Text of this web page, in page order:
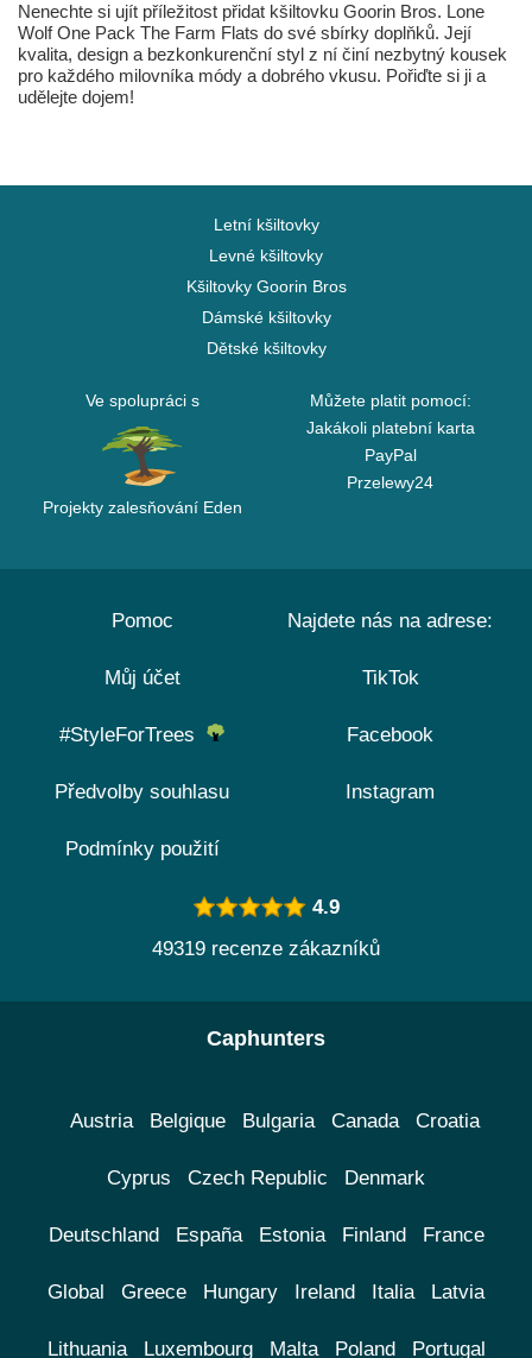
Nenechte si ujít příležitost přidat kšiltovku Goorin Bros. Lone
Wolf One Pack The Farm Flats do své sbírky doplňků. Její
kvalita, design a bezkonkurenční styl z ní činí nezbytný kousek
pro každého milovníka módy a dobrého vkusu. Pořiďte si ji a
udělejte dojem!
Letní kšiltovky
Levné kšiltovky
Kšiltovky Goorin Bros
Dámské kšiltovky
Dětské kšiltovky
Ve spolupráci s
Projekty zalesňování Eden
Můžete platit pomocí:
Jakákoli platební karta
PayPal
Przelewy24
Pomoc
Můj účet
#StyleForTrees
Předvolby souhlasu
Podmínky použití
Najdete nás na adrese:
TikTok
Facebook
Instagram
4.9
49319 recenze zákazníků
Caphunters
Austria Belgique Bulgaria Canada Croatia
Cyprus Czech Republic Denmark
Deutschland España Estonia Finland France
Global Greece Hungary Ireland Italia Latvia
Lithuania Luxembourg Malta Poland Portugal